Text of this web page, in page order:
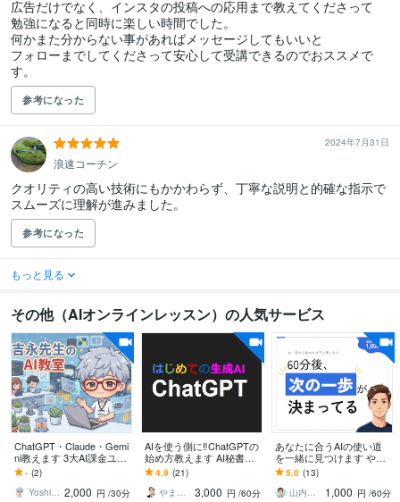
広告だけでなく、インスタの投稿への応用まで教えてくださって
勉強になると同時に楽しい時間でした。
何かまた分からない事があればメッセージしてもいいと
フォローまでしてくださって安心して受講できるのでおススメで
す。
参考になった
2024年7月31日
浪速コーチン
クオリティの高い技術にもかかわらず、丁寧な説明と的確な指示で
スムーズに理解が進みました。
参考になった
もっと見る
その他（AIオンラインレッスン）の人気サービス
ChatGPT・Claude・Gemi
ni教えます 3大AI課金ユー
ザーが「今使える」活用
術を個別レッスン
- (2)
Yoshinaga0816 2,000 円 /30分
AIを使う側に‼ChatGPTの
始め方教えます AI秘書
化！ChatGPT使いこなし
術/基礎からリスキリング
4.9 (21)
やまさん＠生き方の知恵
3,000 円 /60分
あなたに合うAIの使い道
を一緒に見つけます やり
たいことが曖昧でも大丈
夫｜話を聞ける現役エン
ジニア
5.0 (13)
山内｜考えを整理する現役エンジニア
1,000 円 /60分